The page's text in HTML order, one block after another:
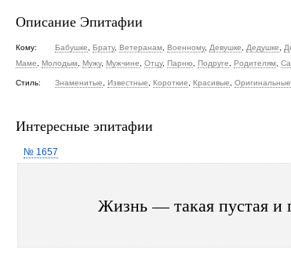
Описание Эпитафии
Кому: Бабушке Брату, Ветеранам Военному, Девушке Дедушке
Маме
Молодым Мужу, Мужчине Отцу, Парню Подруге Родителям
Стиль: Знаменитые Известные Короткие Красивые Оригинальные
Интересные эпитафии
№ 1657
Жизнь — такая пустая и